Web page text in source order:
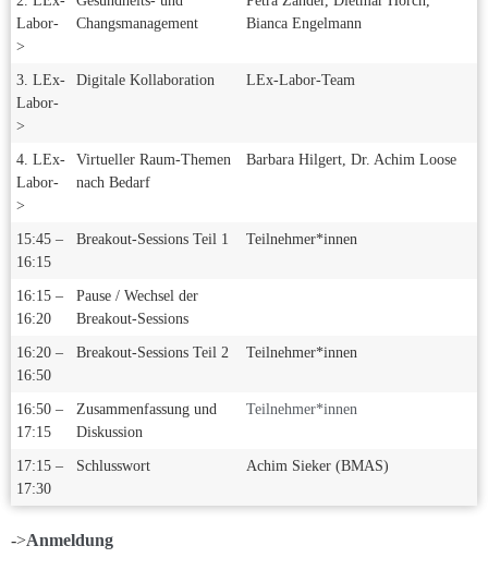
Labor-
>
Changsmanagement
Bianca Engelmann
3. LEx-
Labor-
>
Digitale Kollaboration LEx-Labor-Team
4. LEx-
Labor-
>
Virtueller Raum-Themen
nach Bedarf
Barbara Hilgert, Dr. Achim Loose
15:45 –
16:15
Breakout-Sessions Teil 1 Teilnehmer*innen
16:15 –
16:20
Pause / Wechsel der
Breakout-Sessions
16:20 –
16:50
Breakout-Sessions Teil 2 Teilnehmer*innen
16:50 –
17:15
Zusammenfassung und
Diskussion
Teilnehmer*innen
17:15 –
17:30
Schlusswort Achim Sieker (BMAS)
->Anmeldung